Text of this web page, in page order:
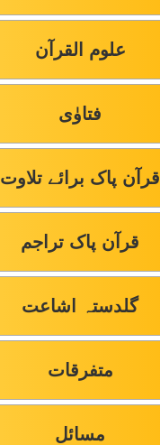
علوم القرآن
فتاوٰی
قرآن پاک برائے تلاوت
قرآن پاک تراجم
گلدستہ اشاعت
متفرقات
مسائل